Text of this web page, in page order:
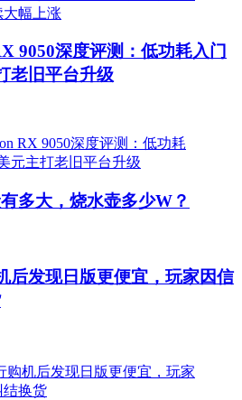
9050深度评测：低功耗入门
老旧平台升级
多大，烧水壶多少W？
后发现日版更便宜，玩家因信